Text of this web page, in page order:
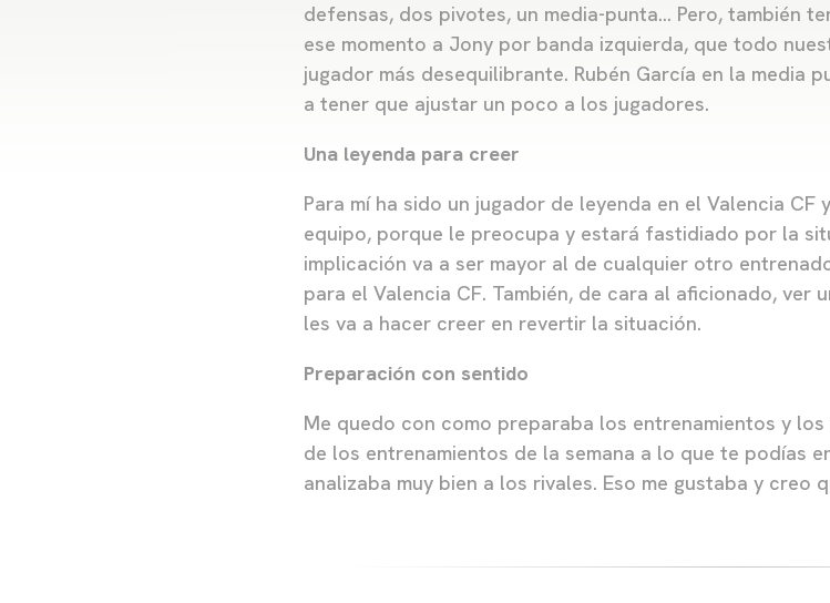
defensas, dos pivotes, un media-punta… Pero, también
ese momento a Jony por banda izquierda, que todo
jugador más desequilibrante. Rubén García en la media
a tener que ajustar un poco a los jugadores.
Una leyenda para creer
Para mí ha sido un jugador de leyenda en el Valencia
equipo, porque le preocupa y estará fastidiado por la
implicación va a ser mayor al de cualquier otro
para el Valencia CF. También, de cara al aficionado, ver
les va a hacer creer en revertir la situación.
Preparación con sentido
Me quedo con como preparaba los entrenamientos y
de los entrenamientos de la semana a lo que te podías
analizaba muy bien a los rivales. Eso me gustaba y creo